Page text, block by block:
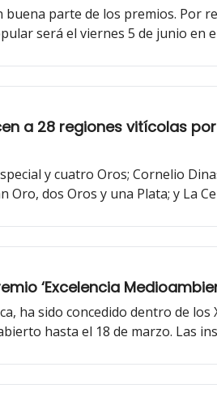
parte de los premios. Por
será el viernes 5 de junio en
a 28 regiones vitícolas
y cuatro Oros; Cornelio
dos Oros y una Plata; y La
Gran Oro y 2 Oros. La
sido para el Vega Vella
especial.
‘Excelencia
ha sido concedido dentro de los
hasta el 18 de marzo. Las